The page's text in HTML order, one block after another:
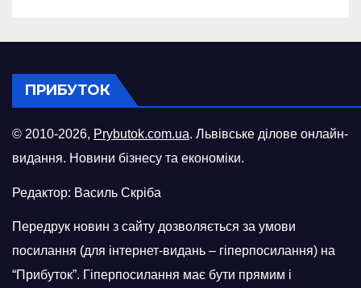
ПРИБУТОК
© 2010-2026, Prybutok.com.ua. Львівське ділове онлайн-
видання. Новини бізнесу та економіки.
Редактор: Василь Скріба
Передрук новин з сайту дозволяється за умови
посилання (для інтернет-видань – гіперпосилання) на
“Прибуток”. Гіперпосилання має бути прямим і